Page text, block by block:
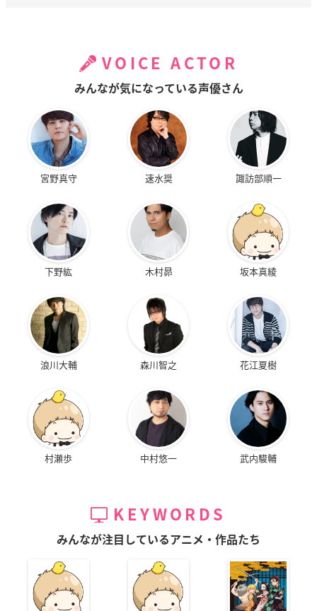
VOICE ACTOR
みんなが気になっている声優さん
宮野真守 速水奨 諏訪部順一
下野紘 木村昴 坂本真綾
浪川大輔 森川智之 花江夏樹
村瀬歩 中村悠一 武内駿輔
KEYWORDS
みんなが注目しているアニメ・作品たち